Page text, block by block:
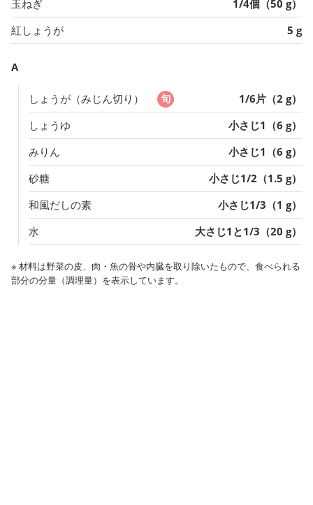
玉ねぎ
1/4個（50 g）
紅しょうが
5 g
A
しょうが（みじん切り）
1/6片（2 g）
しょうゆ
小さじ1（6 g）
みりん
小さじ1（6 g）
砂糖
小さじ1/2（1.5 g）
和風だしの素
小さじ1/3（1 g）
水
大さじ1と1/3（20 g）
※ 材料は野菜の皮、肉・魚の骨や内臓を取り除いたもので、食べられる
部分の分量（調理量）を表示しています。